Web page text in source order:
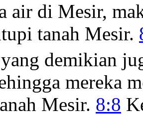
air di Mesir,
tanah Mesir.
demikian
mereka
Mesir. 8:8